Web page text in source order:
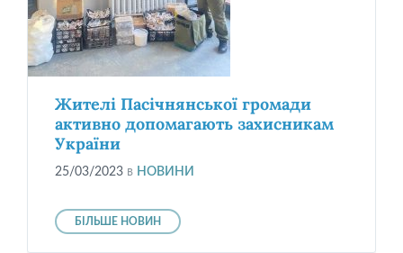
Жителі Пасічнянської громади
активно допомагають захисникам
України
25/03/2023 в НОВИНИ
БІЛЬШЕ НОВИН